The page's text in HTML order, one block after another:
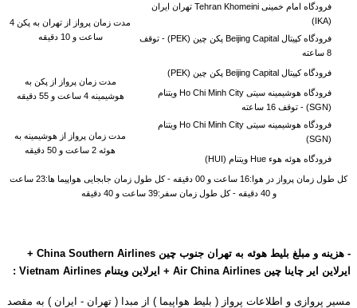
فرودگاه امام خمینی Tehran Khomeini تهران ایران
(IKA)
مدت زمان پرواز از تهران به پکن 4
ساعت و 10 دقیقه
فرودگاه کپیتال Beijing Capital پکن چین (PEK) -
توقف
8 ساعته
فرودگاه کپیتال Beijing Capital پکن چین (PEK)
مدت زمان پرواز از پکن به
هوشیمینه 4 ساعت و 55 دقیقه
فرودگاه هوشیمینه سیتی Ho Chi Minh City ویتنام
(SGN) -
توقف 16 ساعته
فرودگاه هوشیمینه سیتی Ho Chi Minh City ویتنام
(SGN)
مدت زمان پرواز از هوشیمینه به
هوئه 2 ساعت و 50 دقیقه
فرودگاه هوئه هوء Hue ویتنام (HUI)
کل طول زمان پرواز در هوا:16 ساعت و 00 دقیقه - کل طول زمان جابجایی هواپیما ها:23 ساعت
و 40 دقیقه - کل طول زمان سفر:39 ساعت و 40 دقیقه
- هزینه و مبلغ بلیط هوئه به تهران جنوب چین China Southern Airlines
+
ایرلاین ایر چاینا چین Air China Airlines + ایرلاین ویتنام Vietnam Airlines :
مسیر پروازی و اطلاعات پرواز ( بلیط هواپیما ) از مبدا ( تهران - ایران ) به مقصد